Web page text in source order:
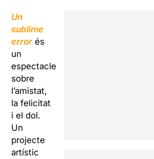
Un
sublime
error és
un
espectacle
sobre
l’amistat,
la felicitat
i el dol.
Un
projecte
artístic